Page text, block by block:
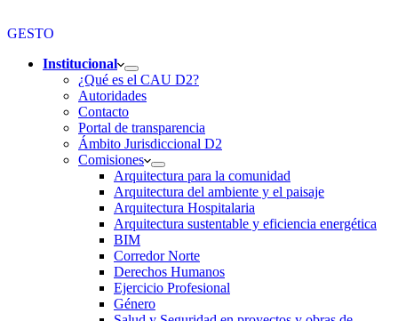
GESTO
Institucional
¿Qué es el CAU D2?
Autoridades
Contacto
Portal de transparencia
Ámbito Jurisdiccional D2
Comisiones
Arquitectura para la comunidad
Arquitectura del ambiente y el paisaje
Arquitectura Hospitalaria
Arquitectura sustentable y eficiencia energética
BIM
Corredor Norte
Derechos Humanos
Ejercicio Profesional
Género